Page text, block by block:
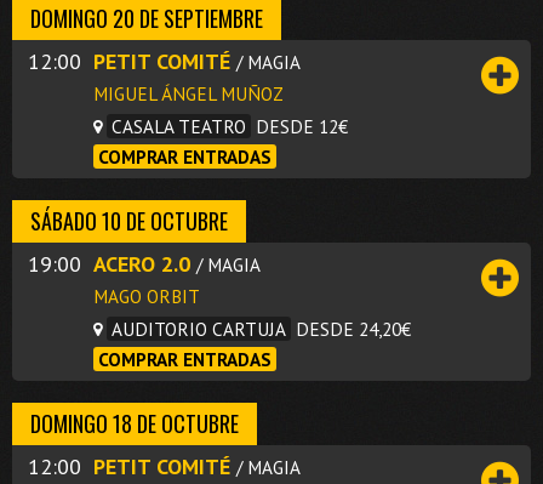
DOMINGO 20 DE SEPTIEMBRE
12:00 PETIT COMITÉ / MAGIA
MIGUEL ÁNGEL MUÑOZ
CASALA TEATRO DESDE 12€
COMPRAR ENTRADAS
SÁBADO 10 DE OCTUBRE
19:00 ACERO 2.0 / MAGIA
MAGO ORBIT
AUDITORIO CARTUJA DESDE 24,20€
COMPRAR ENTRADAS
DOMINGO 18 DE OCTUBRE
12:00 PETIT COMITÉ / MAGIA